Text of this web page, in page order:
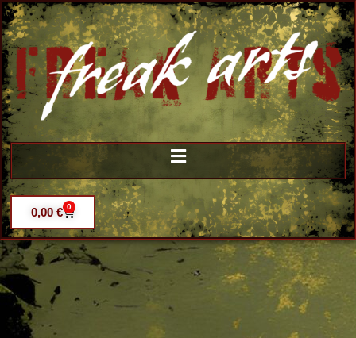
0,00 € 0